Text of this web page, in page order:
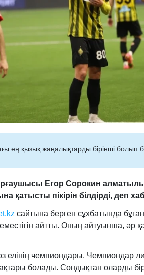
ең қызық жаңалықтарды бірінші болып
Егор Сорокин
қатысты пікірін білдірді, деп
сайтына берген сұхбатында
айтты. Оның айтуынша,
елінің чемпиондары. Чемпиондар
болады. Сондықтан оларды